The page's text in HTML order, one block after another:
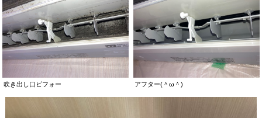
吹き出し口ビフォー アフター(＾ω＾)